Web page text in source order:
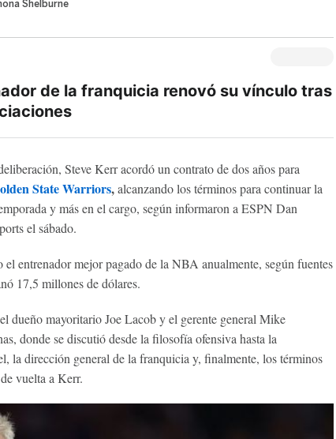
Shelburne
de la franquicia renovó su vínculo tras
Steve Kerr acordó un contrato de dos años para
State Warriors,alcanzando los términos para continuar la
y más en el cargo, según informaron a ESPN Dan
el sábado.
entrenador mejor pagado de la NBA anualmente, según fuentes
17,5 millones de dólares.
dueño mayoritario Joe Lacob y el gerente general Mike
donde se discutió desde la filosofía ofensiva hasta la
la dirección general de la franquicia y, finalmente, los términos
vuelta a Kerr.